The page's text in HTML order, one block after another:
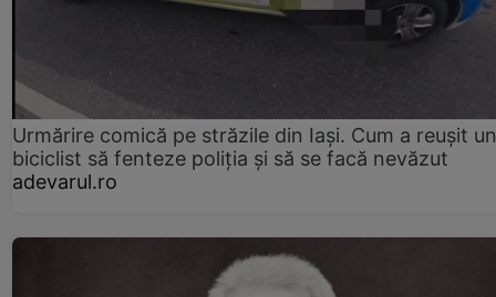
Urmărire comică pe străzile din Iași. Cum a reușit un
biciclist să fenteze poliția și să se facă nevăzut
adevarul.ro